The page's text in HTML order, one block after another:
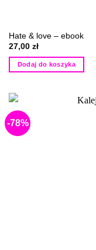
Hate & love – ebook
27,00 zł
Dodaj do koszyka
-78%